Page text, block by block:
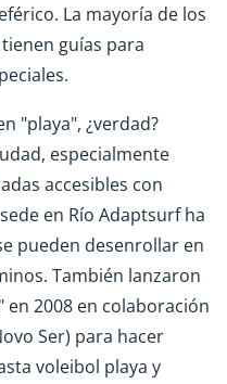
La mayoría de los
guías para
"playa", ¿verdad?
especialmente
accesibles con
en Río Adaptsurf ha
pueden desenrollar en
También lanzaron
en 2008 en colaboración
Ser) para hacer
voleibol playa y